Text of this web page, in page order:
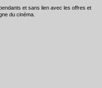
et sans lien avec les offres et
du cinéma.